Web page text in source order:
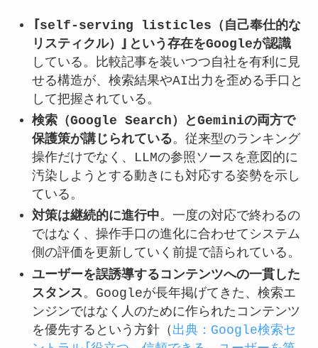
「self-serving listicles（自己奉仕的な
リスティクル）」という存在をGoogleが認識
している。比較記事を装いつつ自社を有利に見
せる構造が、検索結果やAI出力を歪める手口と
して把握されている。
検索（Google Search）とGeminiの両方で
保護策が講じられている。従来型のランキング
操作だけでなく、LLMの参照ソースを意図的に
汚染しようとする動きにも対応する姿勢を示し
ている。
対策は継続的に進行中。一度の対応で終わるの
ではなく、操作手口の進化に合わせてシステム
側の評価を更新していく前提で語られている。
ユーザーを誤誘導するコンテンツへの一貫した
スタンス。Googleが長年掲げてきた、検索エ
ンジンではなく人のために作られたコンテンツ
を優先するという方針（ 出典：Google検索セ